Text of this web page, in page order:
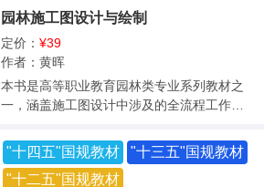
案，可扫描封底二维码查看,并在电脑上进入
重庆大学出版社官网下载。书中还有79个二
维码，内容包括微课、操作视频、最新花艺
大赛作品等，可扫码学习。 本书可作为大中
专院校、花艺培训学校、插花员培训的专业
花艺教材，或大学生花艺选修课程教材，也
调节，植物群落的基本特征、植物群落的演
替及演替类型，生态系统的组成及其类型、
生态系统的功能，城市生态系统的特点和结
构，生物的多样性及其保护，生态平衡的基
本规律和维护生态平衡的技术措施，实验实
学科的最新研究成果，内容翔实，图文并
茂，充分体现了园林生态学学科的科学性、
系统性、先进性，每章内容配有实验实训指
园林施工图设计与绘制
定价： ¥39
作者：黄晖
本书是高等职业教育园林类专业系列教材之
一，涵盖施工图设计中涉及的全流程工作内
林建筑小品施工图、水景施工图、假山山石
施工图、植物种植施工图、施工图文字部
分。教材内容对标施工图设计助理岗位能力
"十四五"国规教材
"十三五"国规教材
"十二五"国规教材